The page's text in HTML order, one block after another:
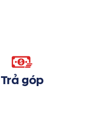
Trả góp